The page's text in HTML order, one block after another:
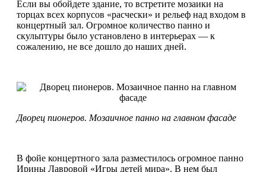
Если вы обойдете здание, то встретите мозаики на
торцах всех корпусов «расчески» и рельеф над входом в
концертный зал. Огромное количество панно и
скульптуры было установлено в интерьерах — к
сожалению, не все дошло до наших дней.
Дворец пионеров. Мозаичное панно на главном фасаде
В фойе концертного зала разместилось огромное панно
Ирины Лавровой «Игры детей мира». В нем был